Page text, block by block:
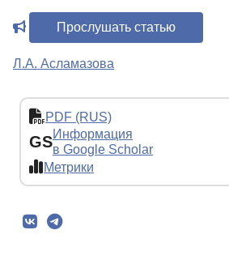
Прослушать статью
Л.А. Асламазова
PDF (RUS)
GSИнформация
в Google Scholar
Метрики